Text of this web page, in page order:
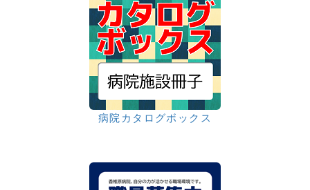
病院カタログボックス